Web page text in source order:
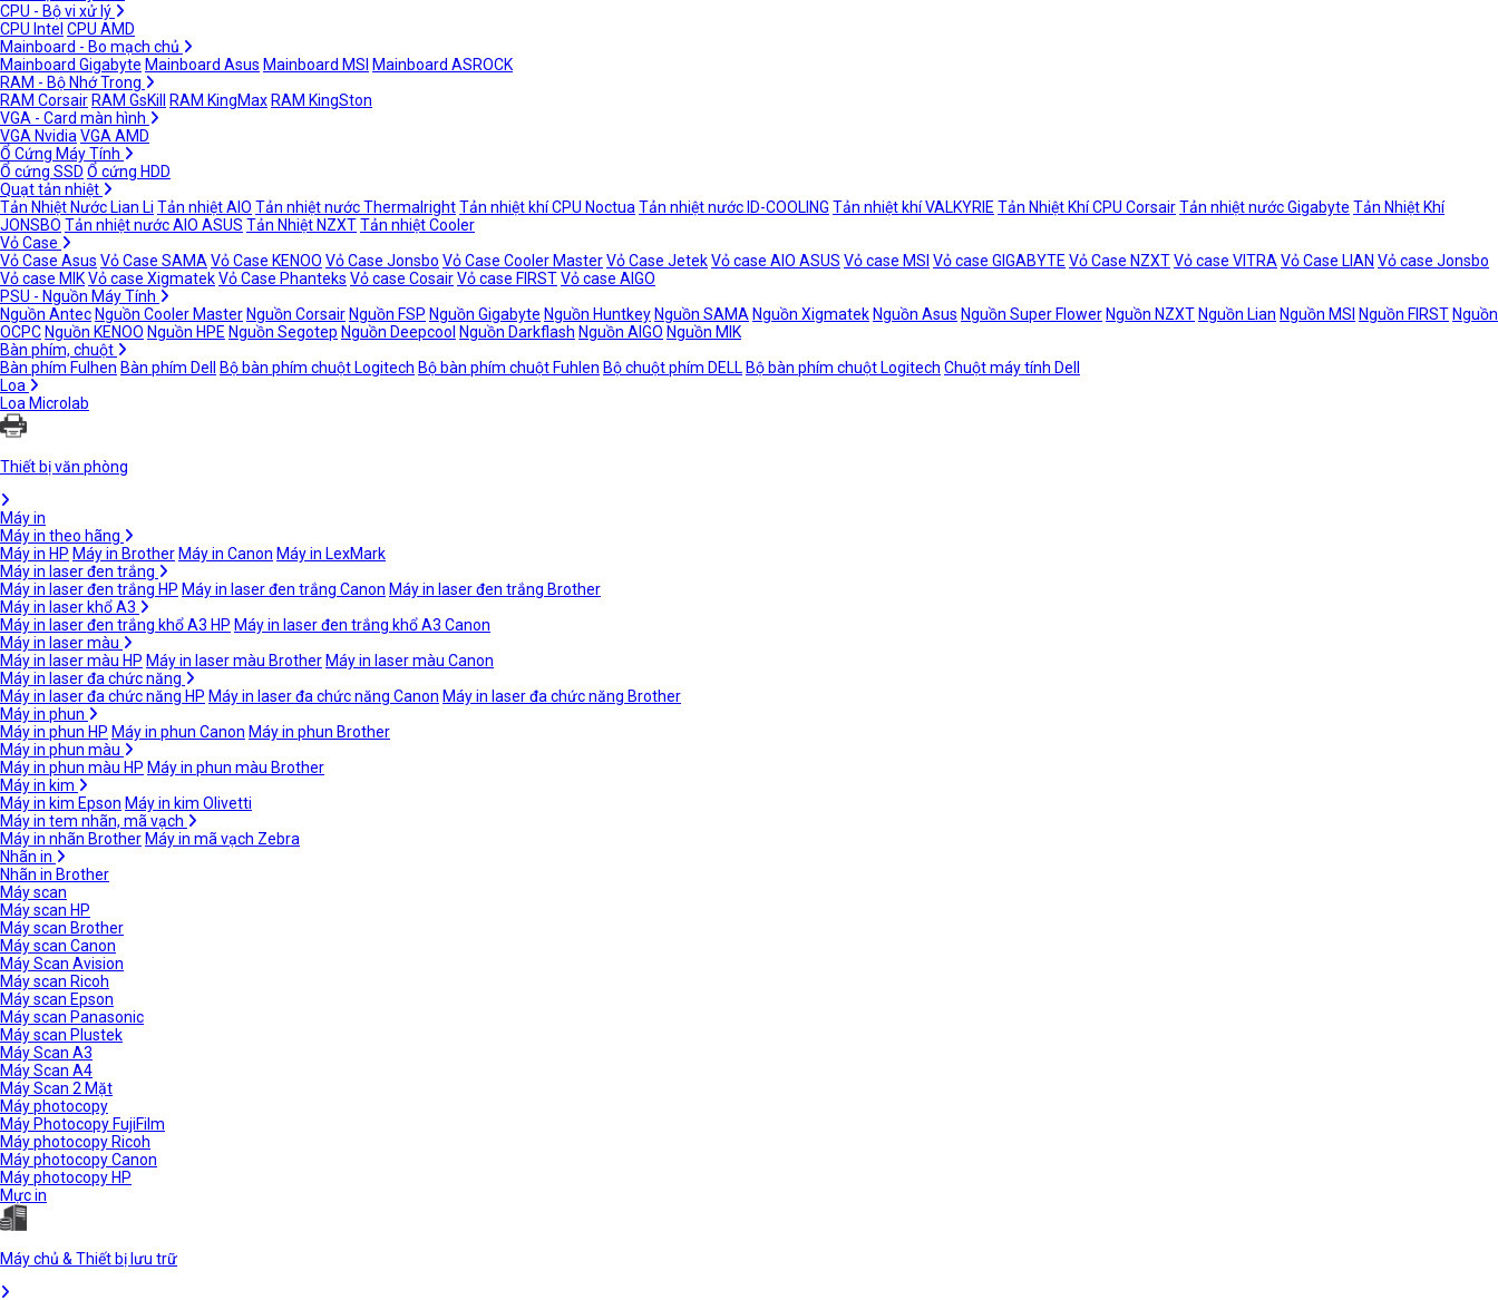
CPU - Bộ vi xử lý
CPU Intel CPU AMD
Mainboard - Bo mạch chủ
Mainboard Gigabyte Mainboard Asus Mainboard MSI Mainboard ASROCK
RAM - Bộ Nhớ Trong
RAM Corsair RAM GsKill RAM KingMax RAM KingSton
VGA - Card màn hình
VGA Nvidia VGA AMD
Ổ Cứng Máy Tính
Ổ cứng SSD Ổ cứng HDD
Quạt tản nhiệt
Tản Nhiệt Nước Lian Li Tản nhiệt AIO Tản nhiệt nước ThermalrightTản nhiệt khí CPU Noctua Tản nhiệt nước ID-COOLING Tản nhiệt khí VALKYRIE Tản Nhiệt Khí CPU CorsairTản nhiệt nước Gigabyte Tản Nhiệt Khí
JONSBO Tản nhiệt nước AIO ASUS Tản Nhiệt NZXTTản nhiệt Cooler
Vỏ Case
Vỏ Case Asus Vỏ Case SAMA Vỏ Case KENOO Vỏ Case Jonsbo Vỏ Case Cooler MasterVỏ Case JetekVỏ case AIO ASUS Vỏ case MSI Vỏ case GIGABYTE Vỏ Case NZXTVỏ case VITRA Vỏ Case LIAN Vỏ case Jonsbo
Vỏ case MIKVỏ case XigmatekVỏ Case Phanteks Vỏ case CosairVỏ case FIRSTVỏ case AIGO
PSU - Nguồn Máy Tính
Nguồn Antec Nguồn Cooler Master Nguồn Corsair Nguồn FSP Nguồn Gigabyte Nguồn Huntkey Nguồn SAMA Nguồn Xigmatek Nguồn Asus Nguồn Super Flower Nguồn NZXT Nguồn Lian Nguồn MSI Nguồn FIRST Nguồn
OCPC Nguồn KENOO Nguồn HPE Nguồn Segotep Nguồn Deepcool Nguồn Darkflash Nguồn AIGO Nguồn MIK
Bàn phím, chuột
Bàn phím Fulhen Bàn phím Dell Bộ bàn phím chuột Logitech Bộ bàn phím chuột Fuhlen Bộ chuột phím DELL Bộ bàn phím chuột Logitech Chuột máy tính Dell
Loa
Loa Microlab
Thiết bị văn phòng
Máy in
Máy in theo hãng
Máy in HP Máy in Brother Máy in Canon Máy in LexMark
Máy in laser đen trắng
Máy in laser đen trắng HP Máy in laser đen trắng Canon Máy in laser đen trắng Brother
Máy in laser khổ A3
Máy in laser đen trắng khổ A3 HP Máy in laser đen trắng khổ A3 Canon
Máy in laser màu
Máy in laser màu HP Máy in laser màu Brother Máy in laser màu Canon
Máy in laser đa chức năng
Máy in laser đa chức năng HP Máy in laser đa chức năng Canon Máy in laser đa chức năng Brother
Máy in phun
Máy in phun HP Máy in phun Canon Máy in phun Brother
Máy in phun màu
Máy in phun màu HP Máy in phun màu Brother
Máy in kim
Máy in kim Epson Máy in kim Olivetti
Máy in tem nhãn, mã vạch
Máy in nhãn Brother Máy in mã vạch Zebra
Nhãn in
Nhãn in Brother
Máy scan
Máy scan HP
Máy scan Brother
Máy scan Canon
Máy Scan Avision
Máy scan Ricoh
Máy scan Epson
Máy scan Panasonic
Máy scan Plustek
Máy Scan A3
Máy Scan A4
Máy Scan 2 Mặt
Máy photocopy
Máy Photocopy FujiFilm
Máy photocopy Ricoh
Máy photocopy Canon
Máy photocopy HP
Mực in
Máy chủ & Thiết bị lưu trữ